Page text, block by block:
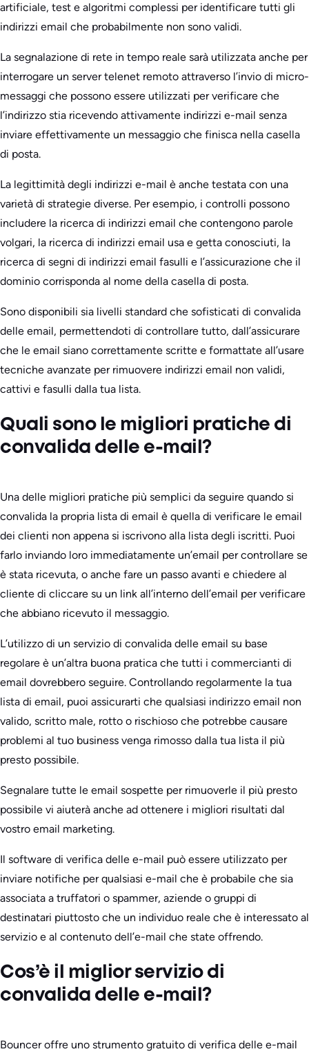
artificiale, test e algoritmi complessi per identificare tutti gli
indirizzi email che probabilmente non sono validi.
La segnalazione di rete in tempo reale sarà utilizzata anche per
interrogare un server telenet remoto attraverso l’invio di micro-
messaggi che possono essere utilizzati per verificare che
l’indirizzo stia ricevendo attivamente indirizzi e-mail senza
inviare effettivamente un messaggio che finisca nella casella
di posta.
La legittimità degli indirizzi e-mail è anche testata con una
varietà di strategie diverse. Per esempio, i controlli possono
includere la ricerca di indirizzi email che contengono parole
volgari, la ricerca di indirizzi email usa e getta conosciuti, la
ricerca di segni di indirizzi email fasulli e l’assicurazione che il
dominio corrisponda al nome della casella di posta.
Sono disponibili sia livelli standard che sofisticati di convalida
delle email, permettendoti di controllare tutto, dall’assicurare
che le email siano correttamente scritte e formattate all’usare
tecniche avanzate per rimuovere indirizzi email non validi,
cattivi e fasulli dalla tua lista.
Quali sono le migliori pratiche di
convalida delle e-mail?
Una delle migliori pratiche più semplici da seguire quando si
convalida la propria lista di email è quella di verificare le email
dei clienti non appena si iscrivono alla lista degli iscritti. Puoi
farlo inviando loro immediatamente un’email per controllare se
è stata ricevuta, o anche fare un passo avanti e chiedere al
cliente di cliccare su un link all’interno dell’email per verificare
che abbiano ricevuto il messaggio.
L’utilizzo di un servizio di convalida delle email su base
regolare è un’altra buona pratica che tutti i commercianti di
email dovrebbero seguire. Controllando regolarmente la tua
lista di email, puoi assicurarti che qualsiasi indirizzo email non
valido, scritto male, rotto o rischioso che potrebbe causare
problemi al tuo business venga rimosso dalla tua lista il più
presto possibile.
Segnalare tutte le email sospette per rimuoverle il più presto
possibile vi aiuterà anche ad ottenere i migliori risultati dal
vostro email marketing.
Il software di verifica delle e-mail può essere utilizzato per
inviare notifiche per qualsiasi e-mail che è probabile che sia
associata a truffatori o spammer, aziende o gruppi di
destinatari piuttosto che un individuo reale che è interessato al
servizio e al contenuto dell’e-mail che state offrendo.
Cos’è il miglior servizio di
convalida delle e-mail?
Bouncer offre uno strumento gratuito di verifica delle e-mail